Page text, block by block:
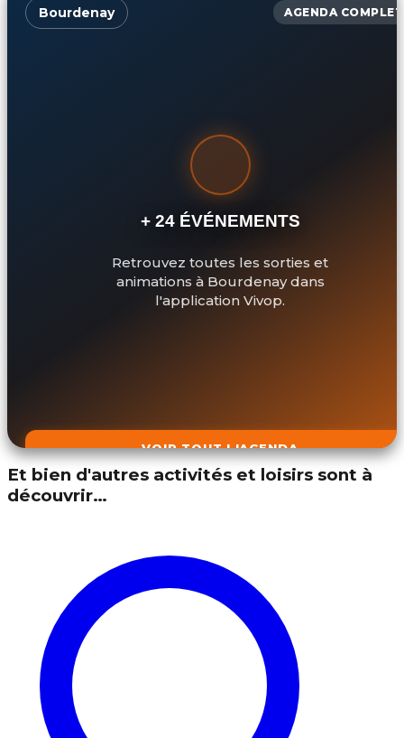
Bourdenay AGENDA COMPLET
+ 24 ÉVÉNEMENTS
Retrouvez toutes les sorties et
animations à Bourdenay dans
l'application Vivop.
VOIR TOUT L'AGENDA
Et bien d'autres activités et loisirs sont à
découvrir…